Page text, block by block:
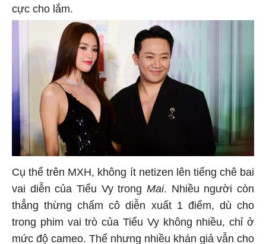
cực cho lắm.
Cụ thể trên MXH, không ít netizen lên tiếng chê bai
vai diễn của Tiểu Vy trong Mai. Nhiều người còn
thẳng thừng chấm cô diễn xuất 1 điểm, dù cho
trong phim vai trò của Tiểu Vy không nhiều, chỉ ở
mức độ cameo. Thế nhưng nhiều khán giả vẫn cho